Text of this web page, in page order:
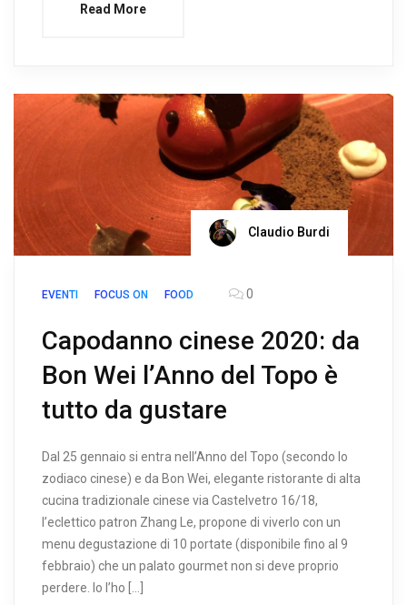
Read More
Claudio Burdi
EVENTI FOCUS ON FOOD 0
Capodanno cinese 2020: da
Bon Wei l’Anno del Topo è
tutto da gustare
Dal 25 gennaio si entra nell’Anno del Topo (secondo lo
zodiaco cinese) e da Bon Wei, elegante ristorante di alta
cucina tradizionale cinese via Castelvetro 16/18,
l’eclettico patron Zhang Le, propone di viverlo con un
menu degustazione di 10 portate (disponibile fino al 9
febbraio) che un palato gourmet non si deve proprio
perdere. Io l’ho […]